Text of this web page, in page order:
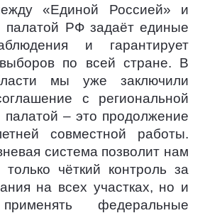
«Единой Россией» и
палатой РФ задаёт единые
и гарантирует
выборов по всей стране. В
мы уже заключили
с региональной
– это продолжение
совместной работы.
система позволит нам
только чёткий контроль за
на всех участках, но и
федеральные